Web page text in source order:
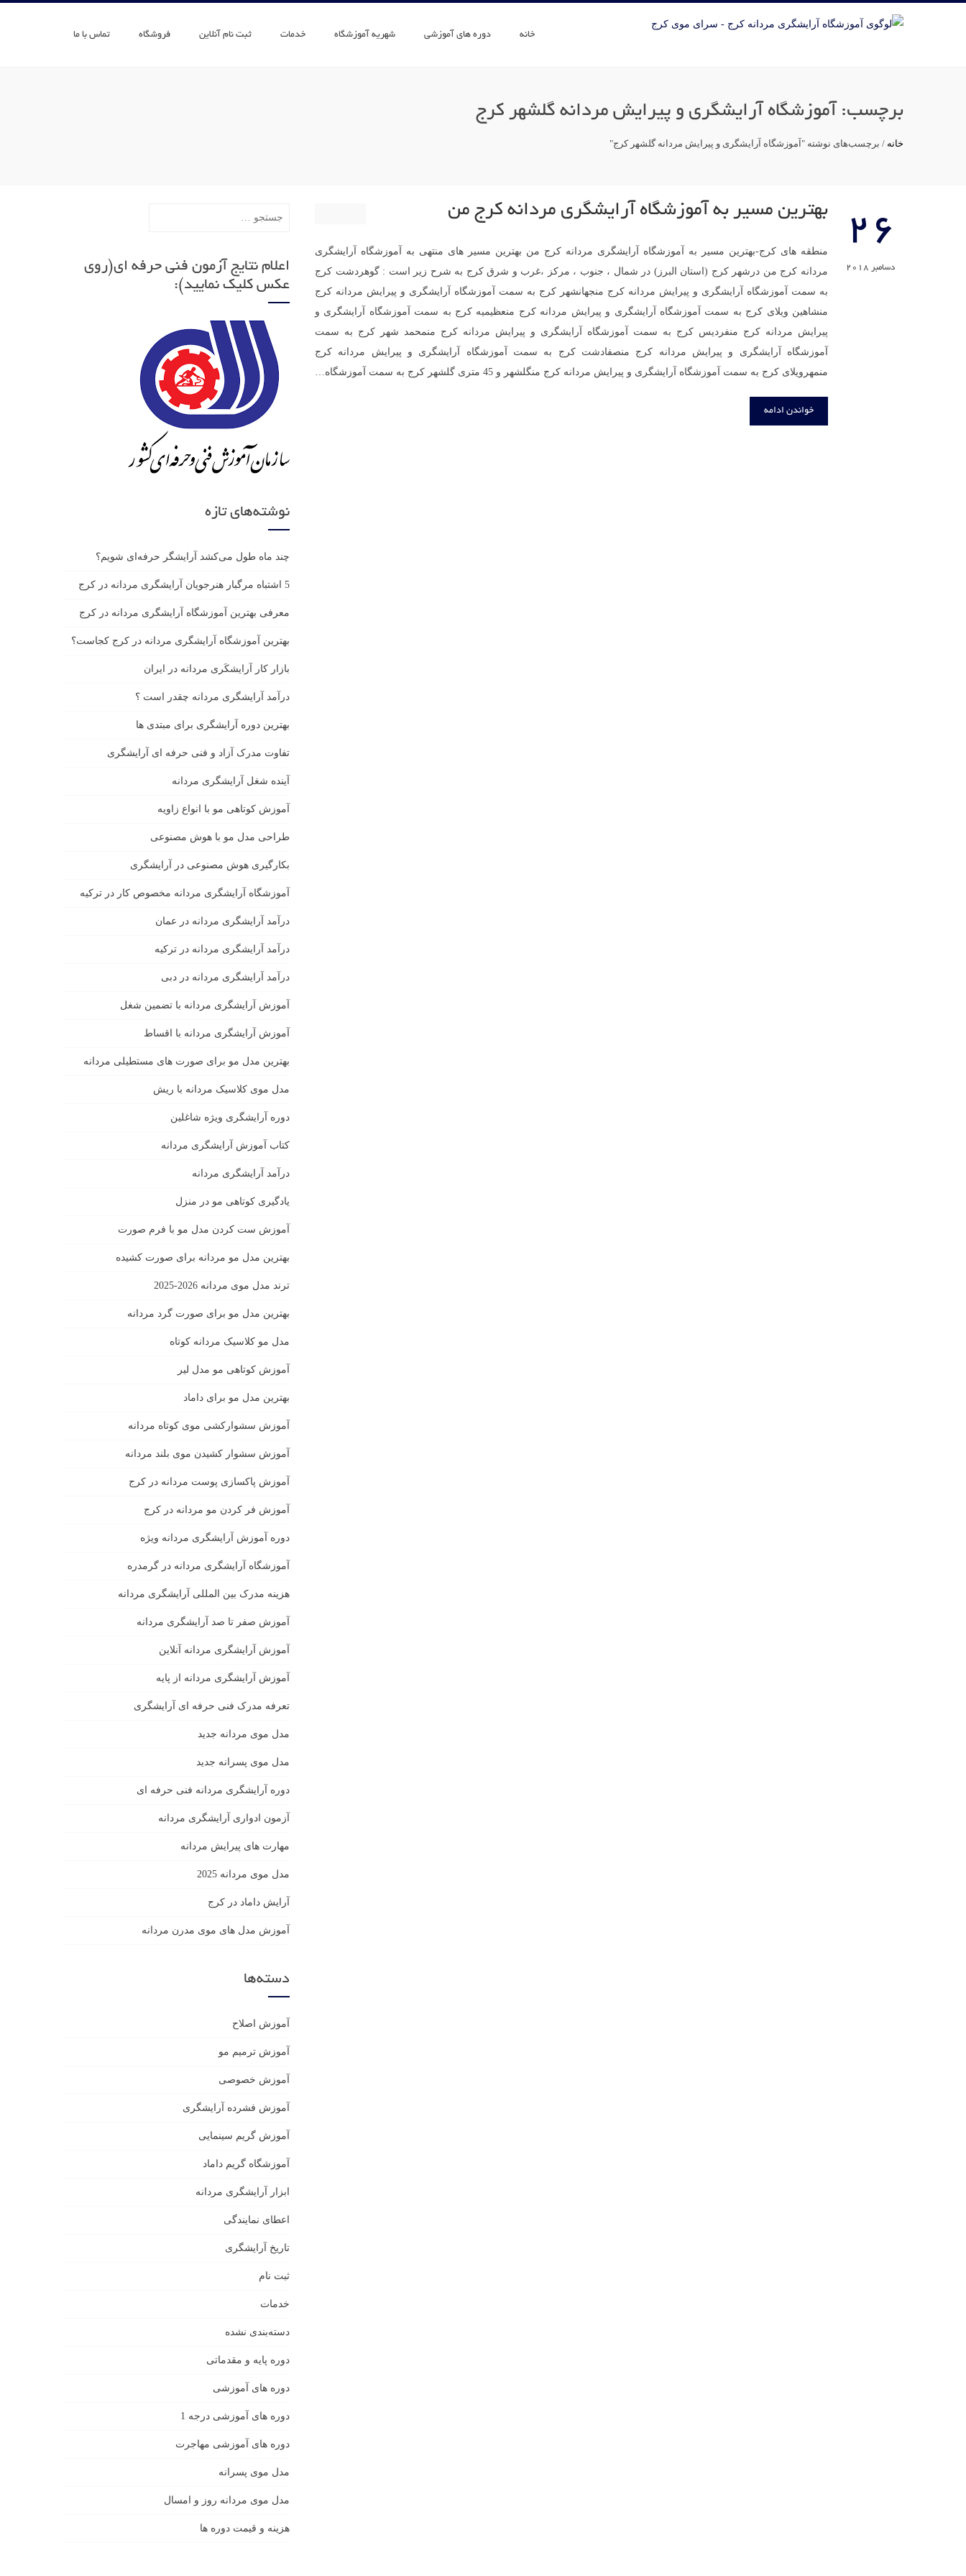
خانه دوره های آموزشی شهریه آموزشگاه خدمات ثبت نام آنلاین فروشگاه تماس با ما
برچسب: آموزشگاه آرایشگری و پیرایش مردانه گلشهر کرج
خانه / برچسب‌های نوشته "آموزشگاه آرایشگری و پیرایش مردانه گلشهر کرج"
26
دسامبر 2018
بهترین مسیر به آموزشگاه آرایشگری مردانه کرج من
منطقه های کرج-بهترین مسیر به آموزشگاه آرایشگری مردانه کرج من بهترین مسیر های منتهی به آموزشگاه آرایشگری
مردانه کرج من درشهر کرج (استان البرز) در شمال ، جنوب ، مرکز ،غرب و شرق کرج به شرح زیر است : گوهردشت کرج
به سمت آموزشگاه آرایشگری و پیرایش مردانه کرج منجهانشهر کرج به سمت آموزشگاه آرایشگری و پیرایش مردانه کرج
منشاهین ویلای کرج به سمت آموزشگاه آرایشگری و پیرایش مردانه کرج منعظیمیه کرج به سمت آموزشگاه آرایشگری و
پیرایش مردانه کرج منفردیس کرج به سمت آموزشگاه آرایشگری و پیرایش مردانه کرج منمحمد شهر کرج به سمت
آموزشگاه آرایشگری و پیرایش مردانه کرج منصفادشت کرج به سمت آموزشگاه آرایشگری و پیرایش مردانه کرج
منمهرویلای کرج به سمت آموزشگاه آرایشگری و پیرایش مردانه کرج منگلشهر و 45 متری گلشهر کرج به سمت آموزشگاه…
خواندن ادامه
اعلام نتایج آزمون فنی حرفه ای(روی
عکس کلیک نمایید):
نوشته‌های تازه
چند ماه طول می‌کشد آرایشگر حرفه‌ای شویم؟
5 اشتباه مرگبار هنرجویان آرایشگری مردانه در کرج
معرفی بهترین آموزشگاه آرایشگری مردانه در کرج
بهترین آموزشگاه آرایشگری مردانه در کرج کجاست؟
بازار كار آرايشكَرى مردانه در ايران
درآمد آرایشگری مردانه چقدر است ؟
بهترین دوره آرایشگری برای مبتدی ها
تفاوت مدرک آزاد و فنی حرفه ای آرایشگری
آینده شغل آرایشگری مردانه
آموزش کوتاهی مو با انواع زاویه
طراحی مدل مو با هوش مصنوعی
بکارگیری هوش مصنوعی در آرایشگری
آموزشگاه آرایشگری مردانه مخصوص کار در ترکیه
درآمد آرایشگری مردانه در عمان
درآمد آرایشگری مردانه در ترکیه
درآمد آرایشگری مردانه در دبی
آموزش آرایشگری مردانه با تضمین شغل
آموزش آرایشگری مردانه با اقساط
بهترین مدل مو برای صورت های مستطیلی مردانه
مدل موی کلاسیک مردانه با ریش
دوره آرایشگری ویژه شاغلین
کتاب آموزش آرایشگری مردانه
درآمد آرایشگری مردانه
یادگیری كوتاهى مو در منزل
آموزش ست كردن مدل مو با فرم صورت
بهترین مدل مو مردانه برای صورت کشیده
ترند مدل موی مردانه 2026-2025
بهترين مدل مو براى صورت گرد مردانه
مدل مو کلاسیک مردانه کوتاه
آموزش کوتاهی مو مدل لیر
بهترین مدل مو برای داماد
آموزش سشوارکشی موی کوتاه مردانه
آموزش سشوار کشیدن موی بلند مردانه
آموزش پاکسازی پوست مردانه در کرج
آموزش فر کردن مو مردانه در کرج
دوره آموزش آرایشگری مردانه ویژه
آموزشگاه آرایشگری مردانه در گرمدره
هزینه مدرک بین المللی آرایشگری مردانه
آموزش صفر تا صد آرایشگری مردانه
آموزش آرایشگری مردانه آنلاین
آموزش آرایشگری مردانه از پایه
تعرفه مدرک فنی حرفه ای آرایشگری
مدل موی مردانه جدید
مدل موی پسرانه جدید
دوره آرایشگری مردانه فنی حرفه ای
آزمون ادواری آرایشگری مردانه
مهارت های پیرایش مردانه
مدل موی مردانه 2025
آرایش داماد در کرج
آموزش مدل های موی مدرن مردانه
دسته‌ها
آموزش اصلاح
آموزش ترمیم مو
آموزش خصوصی
آموزش فشرده آرایشگری
آموزش گریم سینمایی
آموزشگاه گریم داماد
ابزار آرایشگری مردانه
اعطای نمایندگی
تاریخ آرایشگری
ثبت نام
خدمات
دسته‌بندی نشده
دوره پایه و مقدماتی
دوره های آموزشی
دوره های آموزشی درجه 1
دوره های آموزشی مهاجرت
مدل موی پسرانه
مدل موی مردانه روز و امسال
هزینه و قیمت دوره ها